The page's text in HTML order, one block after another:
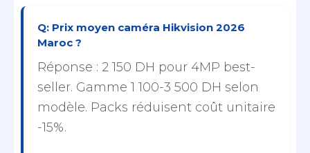
Q: Prix moyen caméra Hikvision 2026
Maroc ?
Réponse : 2 150 DH pour 4MP best-
seller. Gamme 1 100-3 500 DH selon
modèle. Packs réduisent coût unitaire
-15%.